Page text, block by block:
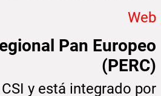
Web
Pan Europeo
(PERC)
y está integrado por